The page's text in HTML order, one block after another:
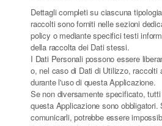
Dettagli completi su ciascuna
raccolti sono forniti nelle sezioni
policy o mediante specifici testi
della raccolta dei Dati stessi.
I Dati Personali possono essere
o, nel caso di Dati di Utilizzo, raccolti
durante l'uso di questa Applicazione.
Se non diversamente specificato,
questa Applicazione sono obbligatori.
comunicarli, potrebbe essere